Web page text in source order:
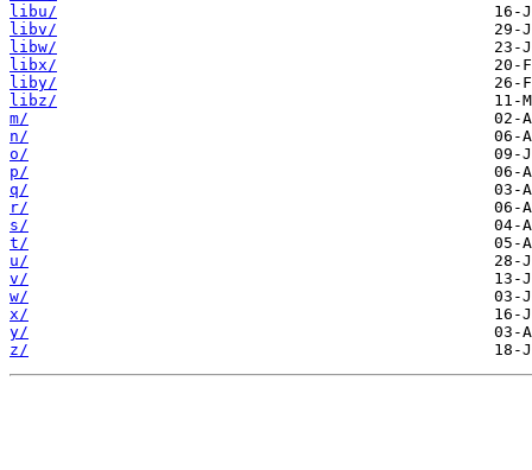
libu/
libv/
libw/
libx/
liby/
libz/
m/
n/
o/
p/
q/
r/
s/
t/
u/
v/
w/
x/
y/
z/